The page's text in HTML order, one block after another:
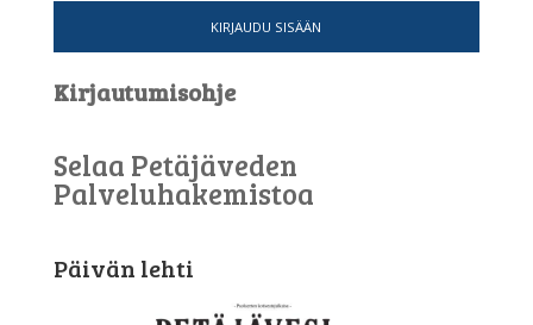
KIRJAUDU SISÄÄN
Kirjautumisohje
Selaa Petäjäveden
Palveluhakemistoa
Päivän lehti